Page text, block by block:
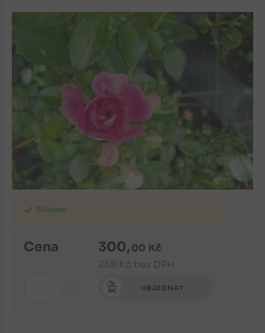
Skladem
Cena 300,00 Kč
268 Kč bez DPH
OBJEDNAT